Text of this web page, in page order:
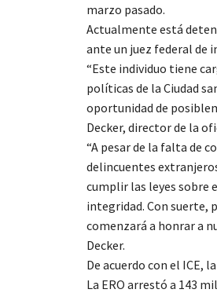
marzo pasado.
Actualmente está
ante un juez federal de
“Este individuo tiene
políticas de la Ciudad
oportunidad de
Decker, director de la
“A pesar de la falta de
delincuentes
cumplir las leyes sobre
integridad. Con suerte,
comenzará a honrar a
Decker.
De acuerdo con el ICE,
La ERO arrestó a 143